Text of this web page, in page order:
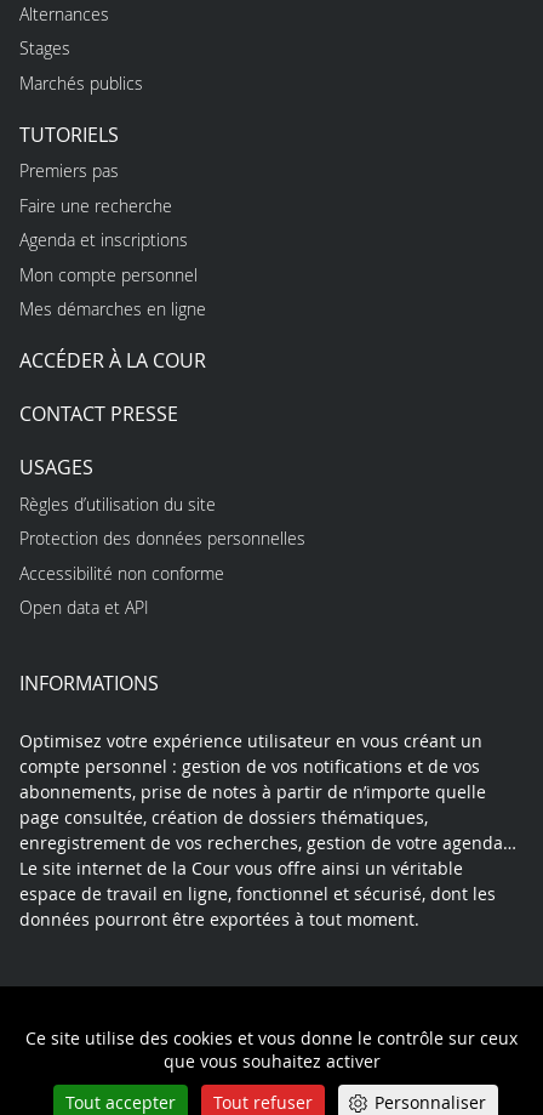
Ce site utilise des cookies et vous donne le contrôle sur ceux
que vous souhaitez activer
Tout accepter
Tout refuser Personnaliser
Alternances
Stages
Marchés publics
TUTORIELS
Premiers pas
Faire une recherche
Agenda et inscriptions
Mon compte personnel
Mes démarches en ligne
ACCÉDER À LA COUR
CONTACT PRESSE
USAGES
Règles d’utilisation du site
Protection des données personnelles
Accessibilité non conforme
Open data et API
INFORMATIONS
Optimisez votre expérience utilisateur en vous créant un
compte personnel : gestion de vos notifications et de vos
abonnements, prise de notes à partir de n’importe quelle
page consultée, création de dossiers thématiques,
enregistrement de vos recherches, gestion de votre agenda…
Le site internet de la Cour vous offre ainsi un véritable
espace de travail en ligne, fonctionnel et sécurisé, dont les
données pourront être exportées à tout moment.
Politique de confidentialité